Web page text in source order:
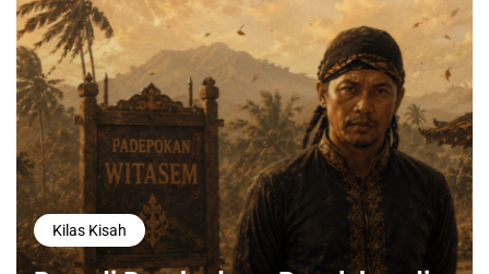
Kilas Kisah